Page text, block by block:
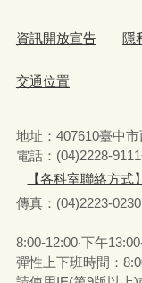
資訊開放宣告 隱
交通位置
地址：407610臺中
電話：(04)2228-
【各科室聯絡方式】
傳真：(04)2223-
服務
8:00-12:00‧下午
彈性上下班時間：